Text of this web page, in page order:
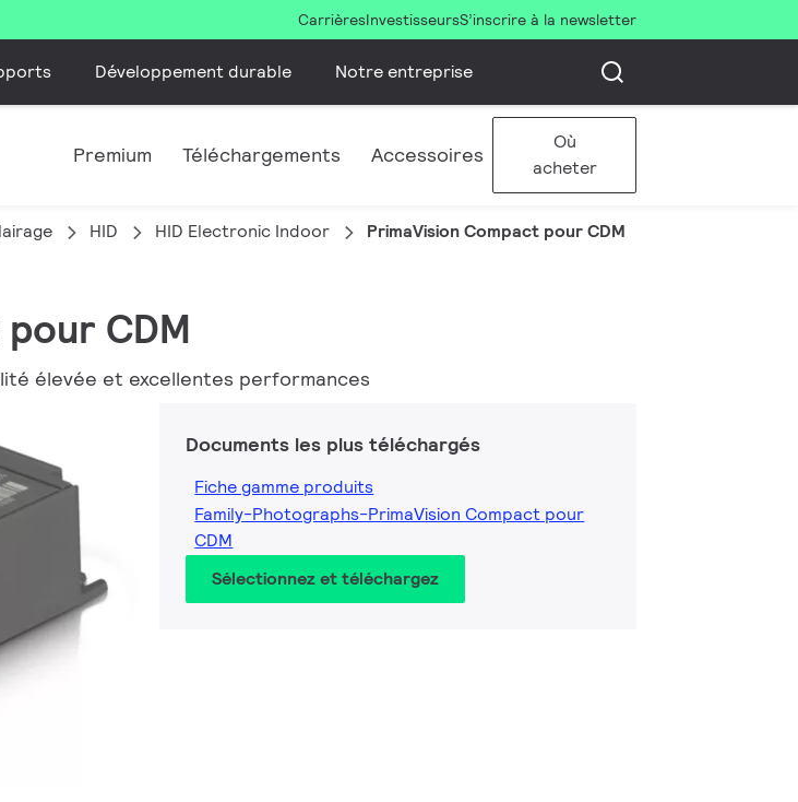
CarrièresInvestisseursS’inscrire à la newsletter
Développement durable Notre entreprise
Premium Téléchargements Accessoires
Où
acheter
HID HID Electronic Indoor PrimaVision Compact pour CDM
CDM
élevée et excellentes performances
Documents les plus téléchargés
Fiche gamme produits
Family-Photographs-PrimaVision Compact pour
CDM
Sélectionnez et téléchargez